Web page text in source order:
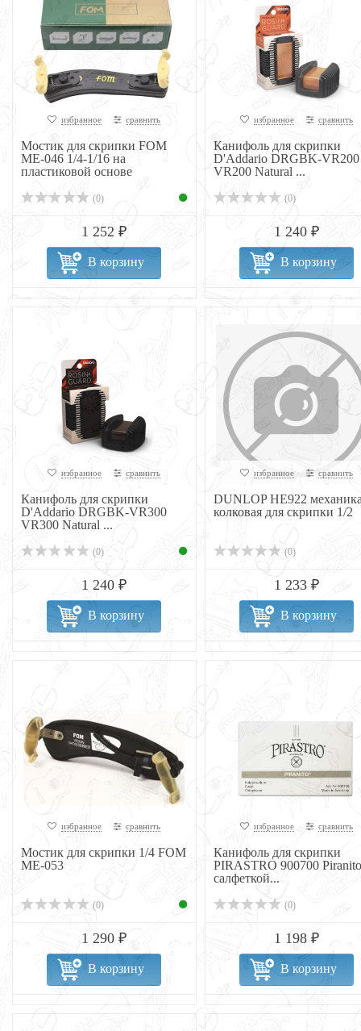
избранное сравнить
Мостик для скрипки FOM
ME-046 1/4-1/16 на
пластиковой основе
(0)
1 252 ₽
В корзину
избранное сравнить
Канифоль для скрипки
D'Addario DRGBK-VR200
VR200 Natural ...
(0)
1 240 ₽
В корзину
избранное сравнить
Канифоль для скрипки
D'Addario DRGBK-VR300
VR300 Natural ...
(0)
1 240 ₽
В корзину
избранное сравнить
DUNLOP НЕ922
колковая для скрипки 1/2
(0)
1 233 ₽
В корзину
избранное сравнить
Мостик для скрипки 1/4 FOM
ME-053
(0)
1 290 ₽
В корзину
избранное сравнить
Канифоль для скрипки
PIRASTRO 900700
салфеткой...
(0)
1 198 ₽
В корзину